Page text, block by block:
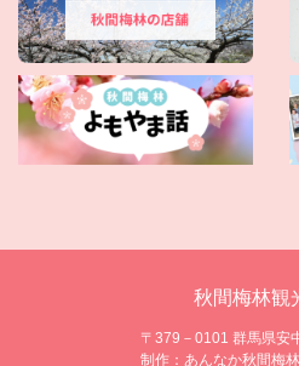
秋間梅林観
〒379－0101 群馬県安
制作：あんなか秋間梅